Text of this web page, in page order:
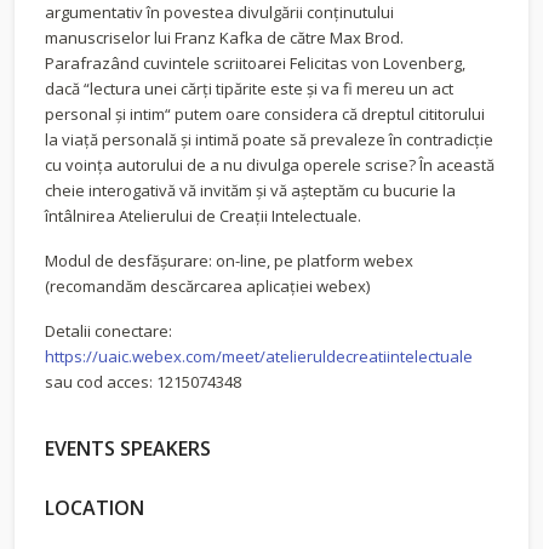
argumentativ în povestea divulgării conținutului
manuscriselor lui Franz Kafka de către Max Brod.
Parafrazând cuvintele scriitoarei Felicitas von Lovenberg,
dacă “lectura unei cărți tipărite este și va fi mereu un act
personal și intim“ putem oare considera că dreptul cititorului
la viață personală și intimă poate să prevaleze în contradicție
cu voința autorului de a nu divulga operele scrise? În această
cheie interogativă vă invităm și vă așteptăm cu bucurie la
întâlnirea Atelierului de Creații Intelectuale.
Modul de desfășurare: on-line, pe platform webex
(recomandăm descărcarea aplicației webex)
Detalii conectare:
https://uaic.webex.com/meet/atelieruldecreatiintelectuale
sau cod acces: 1215074348
EVENTS SPEAKERS
LOCATION